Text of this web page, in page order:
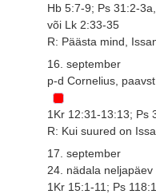
Hb 5:7-9; Ps 31:2-
või Lk 2:33-35
R: Päästa mind,
16. september
p-d Cornelius,
1Kr 12:31-13:13; Ps
R: Kui suured on
17. september
24. nädala neljapäev
1Kr 15:1-11; Ps